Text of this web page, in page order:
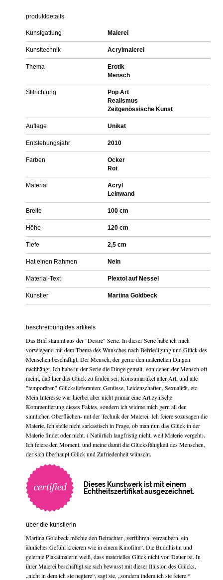
produktdetails
Kunstgattung Malerei
Kunsttechnik Acrylmalerei
Thema
Erotik
Mensch
Stilrichtung
Pop Art
Realismus
Zeitgenössische Kunst
Auflage Unikat
Entstehungsjahr 2010
Farben
Ocker
Rot
Material
Acryl
Leinwand
Breite 100 cm
Höhe 120 cm
Tiefe 2,5 cm
Hat einen Rahmen Nein
Material-Text Plextol auf Nessel
Künstler Martina Goldbeck
beschreibung des artikels
Das Bild stammt aus der "Desire" Serie. In dieser Serie habe ich mich
vorwiegend mit dem Thema des Wunsches nach Befriedigung und Glück des
Menschen beschäftigt. Der Mensch, der gerne den materiellen Dingen
nachhängt. Ich habe in der Serie die Dinge gemalt, von denen der Mensch oft
meint, daß hier das Glück zu finden sei: Konsumartikel aller Art, und alle
"temporären" Glückslieferanten: Genüsse, Leidenschaften, Sexualität. etc.
Mein Interesse war hierbei aber nicht primär eine Art zynische
Kommentierung dieses Faktes, sondern ich widme mich gern all den
sinnlichen Oberflächen- mit der Technik der Malerei. Ich feiere sozusagen die
Materie. Ich stelle nicht sarkastisch in Frage, ob man nun das Glück in der
Materie findet oder nicht. ( Natürlich langfristig nicht, weil Materie vergeht).
Ich feiere den Moment, und meine damit die Glücksfähigkeit des Menschen,
der sich überhaupt Glück und Zufriedenheit wünscht.
Dieses Kunstwerk ist mit einem
Echtheitszertifikat ausgezeichnet.
über die künstlerin
Martina Goldbeck möchte den Betrachter „verführen, verzaubern, ein
ähnliches Gefühl kreieren wie in einem Kinofilm“. Die Buddhistin und
gelernte Plakatmalerin weiß, dass materielles Glück nicht von Dauer ist. In
ihrer Malerei beschäftigt sie sich bewusst mit dieser Illusion des Glücks,
„nicht in dem ich sie negiere“, sagt sie, „sondern indem ich sie feiere.“